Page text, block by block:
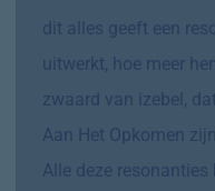
dit alles geeft een
uitwerkt, hoe meer
zwaard van izebel,
Aan Het Opkomen
Alle deze